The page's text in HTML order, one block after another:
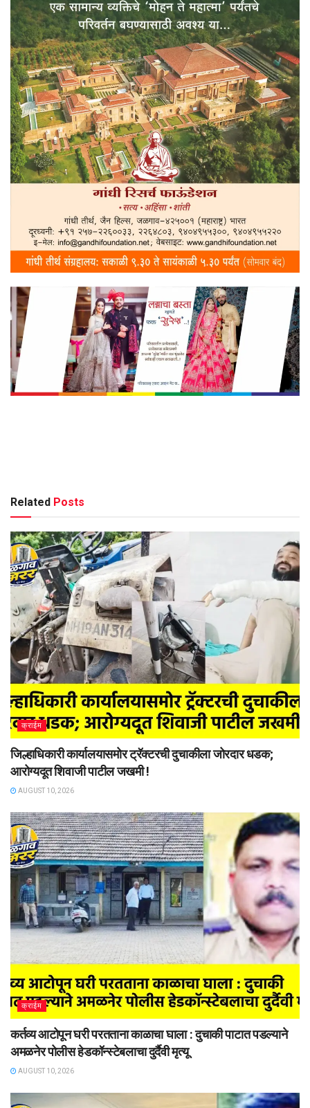
Related Posts
क्राईम
जिल्हाधिकारी कार्यालयासमोर ट्रॅक्टरची दुचाकीला जोरदार धडक;
आरोग्यदूत शिवाजी पाटील जखमी !
AUGUST 10, 2026
क्राईम
कर्तव्य आटोपून घरी परतताना काळाचा घाला : दुचाकी पाटात पडल्याने
अमळनेर पोलीस हेडकॉन्स्टेबलाचा दुर्दैवी मृत्यू
AUGUST 10, 2026